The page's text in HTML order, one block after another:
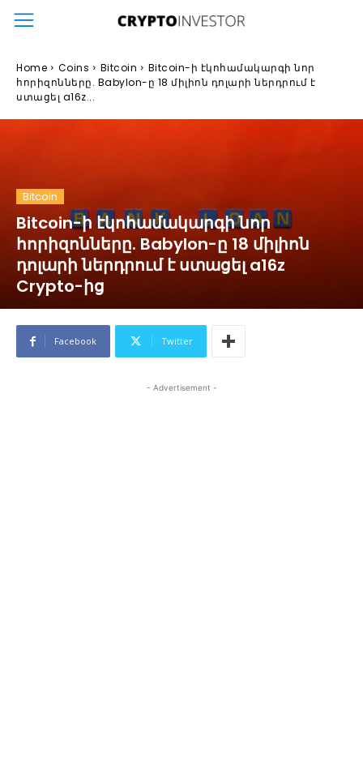
Home Coins Bitcoin
Bitcoin-ի էկոհամակարգի նոր
հորիզոնները. Babylon-ը 18 միլիոն դոլարի ներդրում է
ստացել a16z...
Bitcoin
Bitcoin-ի էկոհամակարգի նոր
հորիզոնները. Babylon-ը 18 միլիոն
դոլարի ներդրում է ստացել a16z
Crypto-ից
Facebook Twitter
- Advertisement -